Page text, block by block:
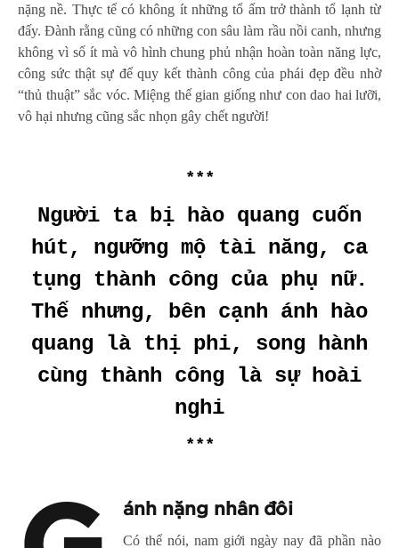
nặng nề. Thực tế có không ít những tổ ấm trở thành tổ lạnh từ
đấy. Đành rằng cũng có những con sâu làm rầu nồi canh, nhưng
không vì số ít mà vô hình chung phủ nhận hoàn toàn năng lực,
công sức thật sự để quy kết thành công của phái đẹp đều nhờ
“thủ thuật” sắc vóc. Miệng thế gian giống như con dao hai lưỡi,
vô hại nhưng cũng sắc nhọn gây chết người!
***
Người ta bị hào quang cuốn
hút, ngưỡng mộ tài năng, ca
tụng thành công của phụ nữ.
Thế nhưng, bên cạnh ánh hào
quang là thị phi, song hành
cùng thành công là sự hoài
nghi
***
ánh nặng nhân đôi
Có thể nói, nam giới ngày nay đã phần nào